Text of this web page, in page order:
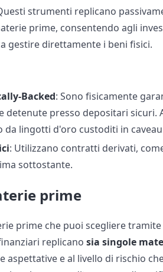
strumenti replicano
prime, consentendo agli
gestire direttamente i beni fisici.
Backed: Sono fisicamente
detenute presso depositari sicuri.
lingotti d'oro custoditi in
: Utilizzano contratti derivati,
sottostante.
prime
prime che puoi scegliere
replicanosia singole
aspettative e al livello di rischio